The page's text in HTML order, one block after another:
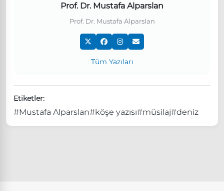
Prof. Dr. Mustafa Alparslan
Prof. Dr. Mustafa Alparslan
Tüm Yazıları
Etiketler:
#Mustafa Alparslan#köşe yazısı#müsilaj#deniz